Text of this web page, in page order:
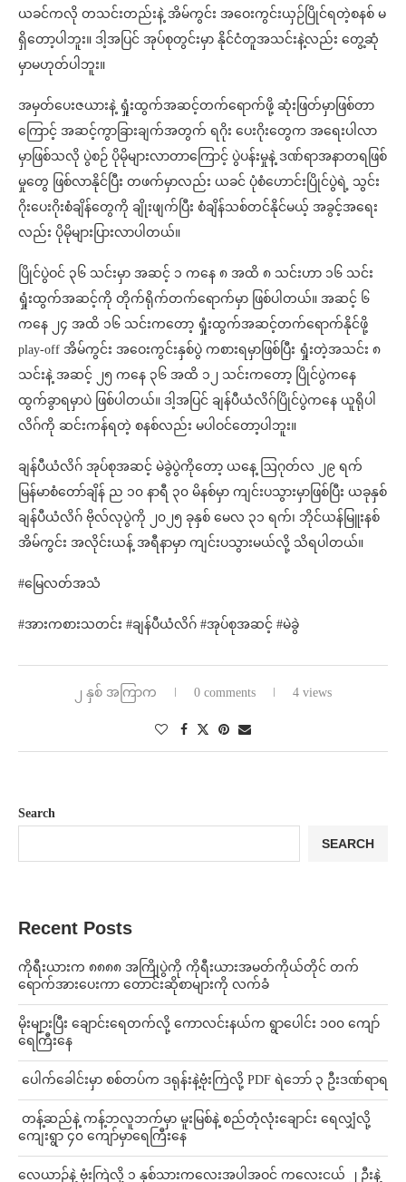
ယခင်ကလို တသင်းတည်းနဲ့ အိမ်ကွင်း အဝေးကွင်းယှဉ်ပြိုင်ရတဲ့စနစ် မ
ရှိတော့ပါဘူး။ ဒါ့အပြင် အုပ်စုတွင်းမှာ နိုင်ငံတူအသင်းနဲ့လည်း တွေ့ဆုံ
မှာမဟုတ်ပါဘူး။
အမှတ်ပေးဇယားနဲ့ ရှုံးထွက်အဆင့်တက်ရောက်ဖို့ ဆုံးဖြတ်မှာဖြစ်တာ
ကြောင့် အဆင့်ကွာခြားချက်အတွက် ရဂိုး ပေးဂိုးတွေက အရေးပါလာ
မှာဖြစ်သလို ပွဲစဉ် ပိုမိုများလာတာကြောင့် ပွဲပန်းမှုနဲ့ ဒဏ်ရာအနာတရဖြစ်
မှုတွေ ဖြစ်လာနိုင်ပြီး တဖက်မှာလည်း ယခင် ပုံစံဟောင်းပြိုင်ပွဲရဲ့ သွင်း
ဂိုးပေးဂိုးစံချိန်တွေကို ချိုးဖျက်ပြီး စံချိန်သစ်တင်နိုင်မယ့် အခွင့်အရေး
လည်း ပိုမိုများပြားလာပါတယ်။
ပြိုင်ပွဲဝင် ၃၆ သင်းမှာ အဆင့် ၁ ကနေ ၈ အထိ ၈ သင်းဟာ ၁၆ သင်း
ရှုံးထွက်အဆင့်ကို တိုက်ရိုက်တက်ရောက်မှာ ဖြစ်ပါတယ်။ အဆင့် ၆
ကနေ ၂၄ အထိ ၁၆ သင်းကတော့ ရှုံးထွက်အဆင့်တက်ရောက်နိုင်ဖို့
play-off အိမ်ကွင်း အဝေးကွင်းနှစ်ပွဲ ကစားရမှာဖြစ်ပြီး ရှုံးတဲ့အသင်း ၈
သင်းနဲ့ အဆင့် ၂၅ ကနေ ၃၆ အထိ ၁၂ သင်းကတော့ ပြိုင်ပွဲကနေ
ထွက်ခွာရမှာပဲ ဖြစ်ပါတယ်။ ဒါ့အပြင် ချန်ပီယံလိဂ်ပြိုင်ပွဲကနေ ယူရိုပါ
လိဂ်ကို ဆင်းကန်ရတဲ့ စနစ်လည်း မပါဝင်တော့ပါဘူး။
ချန်ပီယံလိဂ် အုပ်စုအဆင့် မဲခွဲပွဲကိုတော့ ယနေ့ ဩဂုတ်လ ၂၉ ရက်
မြန်မာစံတော်ချိန် ည ၁၀ နာရီ ၃၀ မိနစ်မှာ ကျင်းပသွားမှာဖြစ်ပြီး ယခုနှစ်
ချန်ပီယံလိဂ် ဗိုလ်လုပွဲကို ၂၀၂၅ ခုနှစ် မေလ ၃၁ ရက်၊ ဘိုင်ယန်မြူးနစ်
အိမ်ကွင်း အလိုင်းယန့် အရီနာမှာ ကျင်းပသွားမယ်လို့ သိရပါတယ်။
#မြေလတ်အသံ
#အားကစားသတင်း #ချန်ပီယံလိဂ် #အုပ်စုအဆင့် #မဲခွဲ
၂ နှစ် အကြာက 0 comments 4 views
Search
SEARCH
Recent Posts
ကိုရီးယားက ၈၈၈၈ အကြိုပွဲကို ကိုရီးယားအမတ်ကိုယ်တိုင် တက်
ရောက်အားပေးကာ တောင်းဆိုစာများကို လက်ခံ
⁨မိုးများပြီး ချောင်းရေတက်လို့ ကောလင်းနယ်က ရွာပေါင်း ၁၀၀ ကျော်
ရေကြီးနေ
⁩ ⁨ပေါက်ခေါင်းမှာ စစ်တပ်က ဒရုန်းနဲ့ဗုံးကြဲလို့ PDF ရဲဘော် ၃ ဦးဒဏ်ရာရ
⁩ ⁨တန့်ဆည်နဲ့ ကန့်ဘလူဘက်မှာ မူးမြစ်နဲ့ စည်တုံလုံးချောင်း ရေလျှံလို့
ကျေးရွာ ၄၀ ကျော်မှာရေကြီးနေ
⁨လေယာဉ်နဲ့ ဗုံးကြဲလို့ ၁ နှစ်သားကလေးအပါအဝင် ကလေးငယ် ၂ ဦးနဲ့